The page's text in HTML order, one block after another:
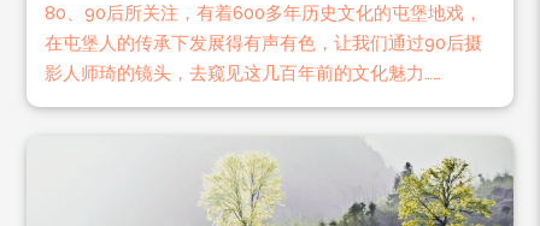
80、90后所关注，有着600多年历史文化的屯堡地戏，
在屯堡人的传承下发展得有声有色，让我们通过90后摄
影人师琦的镜头，去窥见这几百年前的文化魅力……